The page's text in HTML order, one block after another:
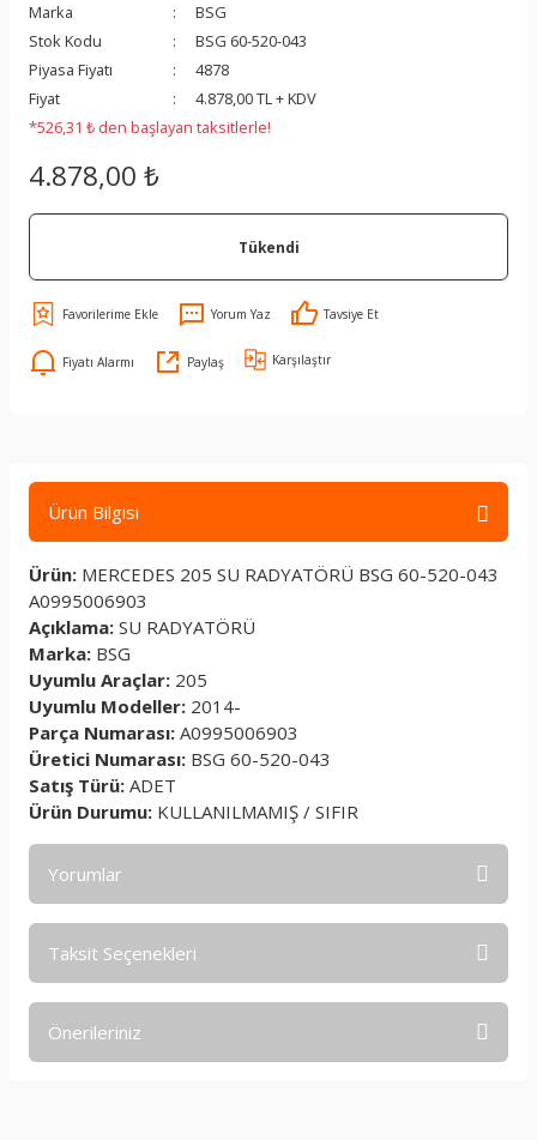
Marka
BSG
Stok Kodu
BSG 60-520-043
Piyasa Fiyatı
4878
Fiyat
4.878,00 TL + KDV
*526,31 ₺ den başlayan taksitlerle!
4.878,00 ₺
Tükendi
Yorum Yaz Tavsiye Et
Fiyatı Alarmı Paylaş Karşılaştır
Ürün Bilgisi
Ürün: MERCEDES 205 SU RADYATÖRÜ BSG 60-520-043
A0995006903
Açıklama: SU RADYATÖRÜ
Marka: BSG
Uyumlu Araçlar: 205
Uyumlu Modeller: 2014-
Parça Numarası: A0995006903
Üretici Numarası: BSG 60-520-043
Satış Türü: ADET
Ürün Durumu: KULLANILMAMIŞ / SIFIR
Yorumlar
Taksit Seçenekleri
Önerileriniz